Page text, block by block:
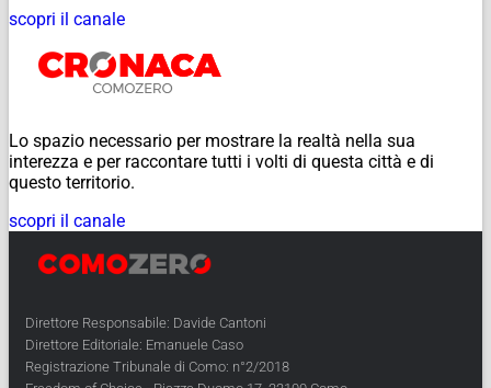
scopri il canale
Lo spazio necessario per mostrare la realtà nella sua
interezza e per raccontare tutti i volti di questa città e di
questo territorio.
scopri il canale
Direttore Responsabile: Davide Cantoni
Direttore Editoriale: Emanuele Caso
Registrazione Tribunale di Como: n°2/2018